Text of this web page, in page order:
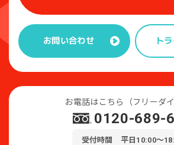
お問い合わせ ト
お電話はこちら（フリーダイ
0120-689-
受付時間 平日10:00～